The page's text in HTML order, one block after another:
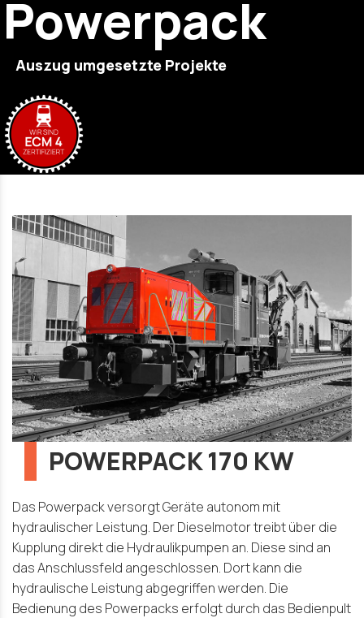
Powerpack
Auszug umgesetzte Projekte
POWERPACK 170 KW
Das Powerpack versorgt Geräte autonom mit
hydraulischer Leistung. Der Dieselmotor treibt über die
Kupplung direkt die Hydraulikpumpen an. Diese sind an
das Anschlussfeld angeschlossen. Dort kann die
hydraulische Leistung abgegriffen werden. Die
Bedienung des Powerpacks erfolgt durch das Bedienpult